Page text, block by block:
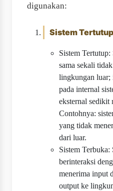
digunakan:
Sistem
Sistem
sama sekali
lingkungan luar;
pada internal
eksternal sedikit
Contohnya:
yang tidak
dari luar.
Sistem Terbuka:
berinteraksi
menerima input
output ke